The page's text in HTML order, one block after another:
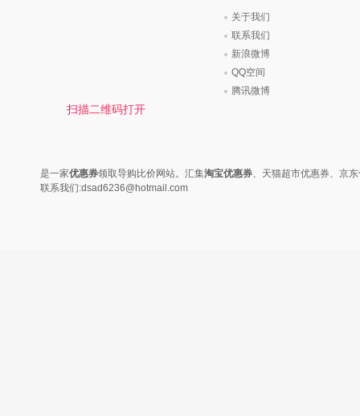
扫描二维码打开
关于我们
联系我们
新浪微博
QQ空间
腾讯微博
是一家优惠券领取导购比价网站。汇集淘宝优惠券、天猫超市优惠券、京
联系我们:dsad6236@hotmail.com